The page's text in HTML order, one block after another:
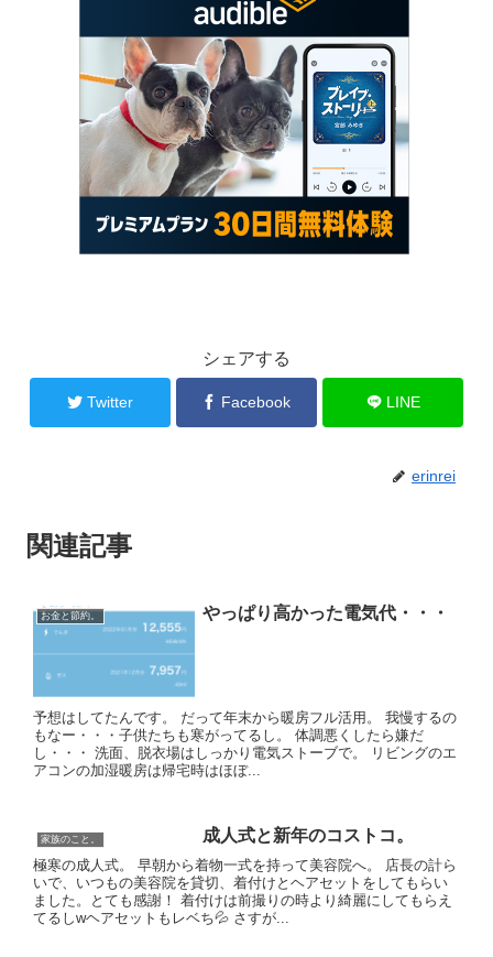
シェアする
Twitter Facebook LINE
erinrei
関連記事
お金と節約。 やっぱり高かった電気代・・・
予想はしてたんです。 だって年末から暖房フル活用。 我慢するの
もなー・・・子供たちも寒がってるし。 体調悪くしたら嫌だ
し・・・ 洗面、脱衣場はしっかり電気ストーブで。 リビングのエ
アコンの加湿暖房は帰宅時はほぼ...
家族のこと。 成人式と新年のコストコ。
極寒の成人式。 早朝から着物一式を持って美容院へ。 店長の計ら
いで、いつもの美容院を貸切、着付けとヘアセットをしてもらい
ました。とても感謝！ 着付けは前撮りの時より綺麗にしてもらえ
てるしwヘアセットもレベち💦 さすが...